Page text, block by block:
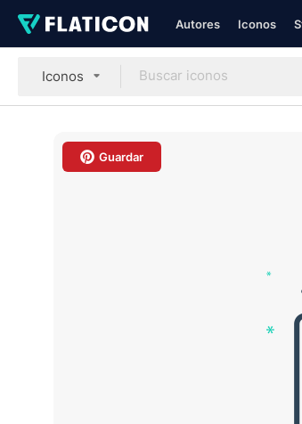
Autores Iconos
Iconos
Guardar